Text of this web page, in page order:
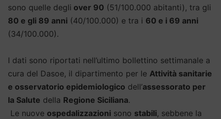
sono quelle degli over 90 (51/100.000 abitanti), tra gli
80 e gli 89 anni (40/100.000) e tra i 60 e i 69 anni
(34/100.000).
I dati sono riportati nell’ultimo bollettino settimanale a
cura del Dasoe, il dipartimento per le Attività sanitarie
e osservatorio epidemiologico dell’assessorato per
la Salute della Regione Siciliana.
Le nuove ospedalizzazioni sono stabili, sebbene la